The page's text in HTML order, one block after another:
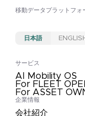
移動データプラットフォ
日本語
サービス
AI Mobility OS
For FLEET
For ASSET
企業情報
会社紹介